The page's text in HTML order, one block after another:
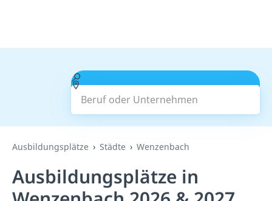
Beruf oder Unternehmen
Suchen
Ausbildungsplätze Städte Wenzenbach
Ausbildungsplätze in